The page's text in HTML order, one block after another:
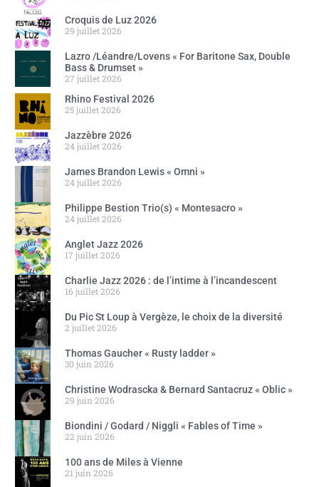
Croquis de Luz 2026
29 juillet 2026
Lazro /Léandre/Lovens « For Baritone Sax, Double
Bass & Drumset »
27 juillet 2026
Rhino Festival 2026
25 juillet 2026
Jazzèbre 2026
24 juillet 2026
James Brandon Lewis « Omni »
24 juillet 2026
Philippe Bestion Trio(s) « Montesacro »
24 juillet 2026
Anglet Jazz 2026
17 juillet 2026
Charlie Jazz 2026 : de l’intime à l’incandescent
16 juillet 2026
Du Pic St Loup à Vergèze, le choix de la diversité
2 juillet 2026
Thomas Gaucher « Rusty ladder »
30 juin 2026
Christine Wodrascka & Bernard Santacruz « Oblic »
29 juin 2026
Biondini / Godard / Niggli « Fables of Time »
22 juin 2026
100 ans de Miles à Vienne
21 juin 2026